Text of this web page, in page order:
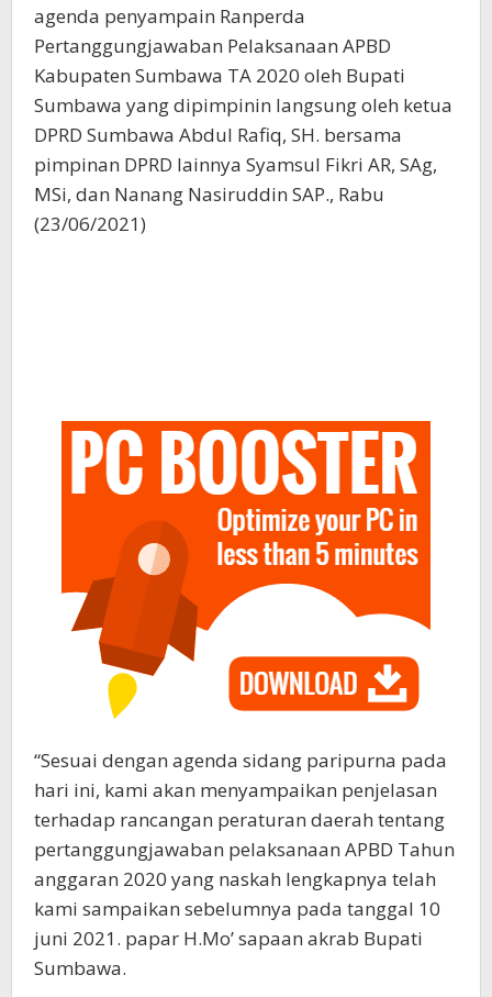
agenda penyampain Ranperda
Pertanggungjawaban Pelaksanaan APBD
Kabupaten Sumbawa TA 2020 oleh Bupati
Sumbawa yang dipimpinin langsung oleh ketua
DPRD Sumbawa Abdul Rafiq, SH. bersama
pimpinan DPRD lainnya Syamsul Fikri AR, SAg,
MSi, dan Nanang Nasiruddin SAP., Rabu
(23/06/2021)
“Sesuai dengan agenda sidang paripurna pada
hari ini, kami akan menyampaikan penjelasan
terhadap rancangan peraturan daerah tentang
pertanggungjawaban pelaksanaan APBD Tahun
anggaran 2020 yang naskah lengkapnya telah
kami sampaikan sebelumnya pada tanggal 10
juni 2021. papar H.Mo’ sapaan akrab Bupati
Sumbawa.